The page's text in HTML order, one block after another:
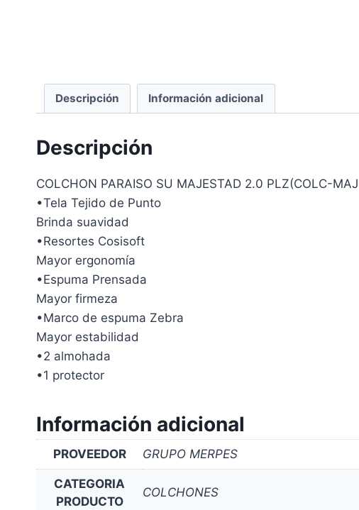
Descripción Información adicional
Descripción
COLCHON PARAISO SU MAJESTAD 2.0 PLZ(COLC-
•Tela Tejido de Punto
Brinda suavidad
•Resortes Cosisoft
Mayor ergonomía
•Espuma Prensada
Mayor firmeza
•Marco de espuma Zebra
Mayor estabilidad
•2 almohada
•1 protector
Información adicional
PROVEEDOR GRUPO MERPES
CATEGORIA
PRODUCTO
COLCHONES